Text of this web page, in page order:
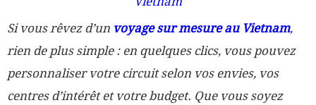
Si vous rêvez d’un voyage sur mesure au Vietnam,
rien de plus simple : en quelques clics, vous pouvez
personnaliser votre circuit selon vos envies, vos
centres d’intérêt et votre budget. Que vous soyez